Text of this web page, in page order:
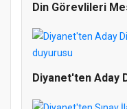
Din Görevlileri
Diyanet'ten Aday